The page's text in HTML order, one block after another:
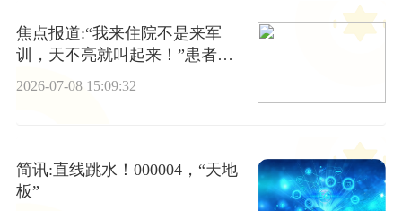
焦点报道:“我来住院不是来军
训，天不亮就叫起来！”患者控
诉每天要早起等医生查房，医生
2026-07-08 15:09:32
简讯:直线跳水！000004，“天地
板”